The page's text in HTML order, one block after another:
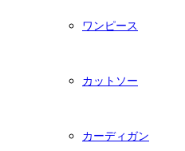
ワンピース
カットソー
カーディガン